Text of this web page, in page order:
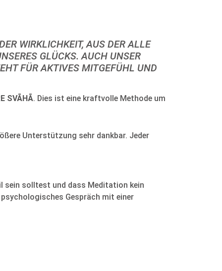
WIRKLICHKEIT, AUS DER ALLE
GLÜCKS. AUCH UNSER
FÜR AKTIVES MITGEFÜHL UND
SVĀHĀ. Dies ist eine kraftvolle Methode um
Unterstützung sehr dankbar. Jeder
sein solltest und dass Meditation kein
Gespräch mit einer